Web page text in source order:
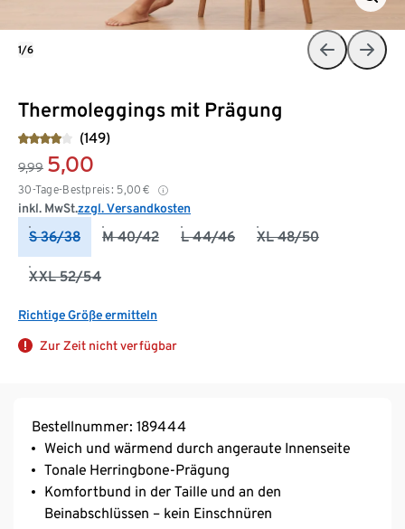
Thermoleggings mit Prägung
(149)
9,99 5,00
30-Tage-Bestpreis: 5,00 €
inkl. MwSt.zzgl. Versandkosten
S 36/38 M 40/42 L 44/46 XL 48/50
XXL 52/54
Richtige Größe ermitteln
Zur Zeit nicht verfügbar
1/6
Bestellnummer: 189444
Weich und wärmend durch angeraute Innenseite
Tonale Herringbone-Prägung
Komfortbund in der Taille und an den
Beinabschlüssen – kein Einschnüren